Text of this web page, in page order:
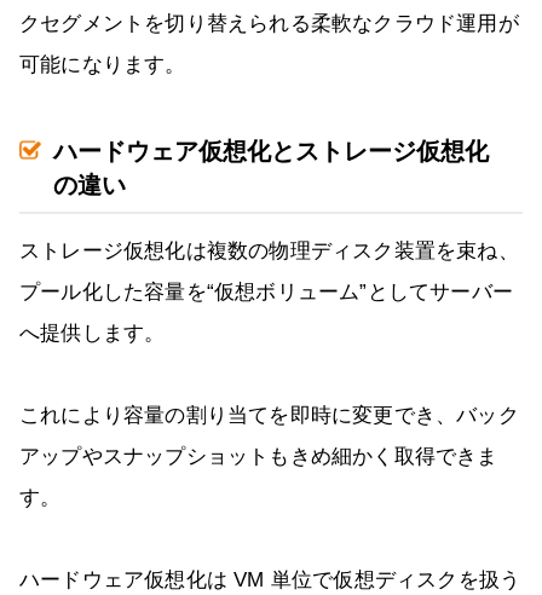
クセグメントを切り替えられる柔軟なクラウド運用が
可能になります。
ハードウェア仮想化とストレージ仮想化
の違い
ストレージ仮想化は複数の物理ディスク装置を束ね、
プール化した容量を“仮想ボリューム”としてサーバー
へ提供します。
これにより容量の割り当てを即時に変更でき、バック
アップやスナップショットもきめ細かく取得できま
す。
ハードウェア仮想化は VM 単位で仮想ディスクを扱う